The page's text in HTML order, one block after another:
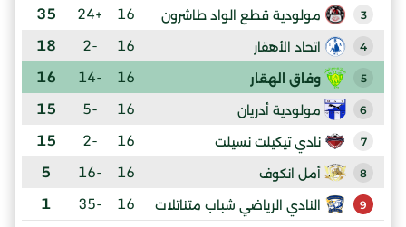
3 مولودية قطع الواد طاشرون 16
+24
35
4 اتحاد الأهقار 16
-2
18
5 وفاق الهقار 16
-14
16
6 مولودية أدريان 16
-5
15
7 نادي تيكيلت نسيلت 16
-2
15
8 أمل انكوف 16
-16
5
9 النادي الرياضي شباب متناتلات 16
-35
1